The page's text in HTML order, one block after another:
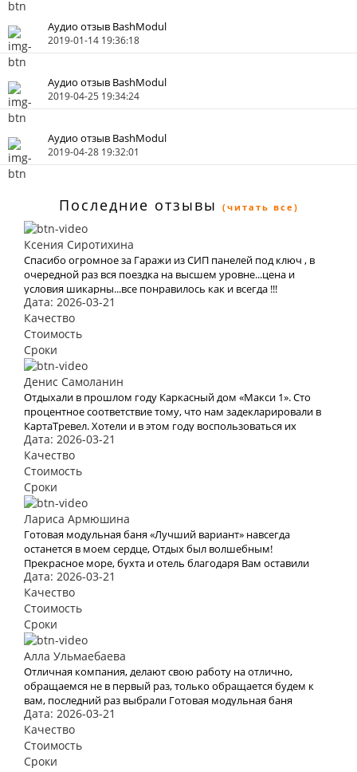
Аудио отзыв BashModul
2019-01-14 19:36:18
Аудио отзыв BashModul
2019-04-25 19:34:24
Аудио отзыв BashModul
2019-04-28 19:32:01
Последние отзывы (читать все)
Ксения Сиротихина
Спасибо огромное за Гаражи из СИП панелей под ключ , в
очередной раз вся поездка на высшем уровне...цена и
условия шикарны...все понравилось как и всегда !!!
Дата: 2026-03-21
Качество
Стоимость
Сроки
Денис Самоланин
Отдыхали в прошлом году Каркасный дом «Макси 1». Сто
процентное соответствие тому, что нам задекларировали в
КартаТревел. Хотели и в этом году воспользоваться их
услугами, но видимо эта пандемия все испортит.
Дата: 2026-03-21
Качество
Стоимость
Сроки
Лариса Армюшина
Готовая модульная баня «Лучший вариант» навсегда
останется в моем сердце, Отдых был волшебным!
Прекрасное море, бухта и отель благодаря Вам оставили
яркое впечатление и бурю эмоций. В это место хочется
возвращаться Снова и снова. Спасибо Вам за Вашу работу.
Мы с мужем рады, что обратились к Вам. Теперь с Вами
отдых для нас больше не проблема
Дата: 2026-03-21
Качество
Стоимость
Сроки
Алла Ульмаебаева
Отличная компания, делают свою работу на отлично,
обращаемся не в первый раз, только обращается будем к
вам, последний раз выбрали Готовая модульная баня
«Лучший вариант»
Дата: 2026-03-21
Качество
Стоимость
Сроки